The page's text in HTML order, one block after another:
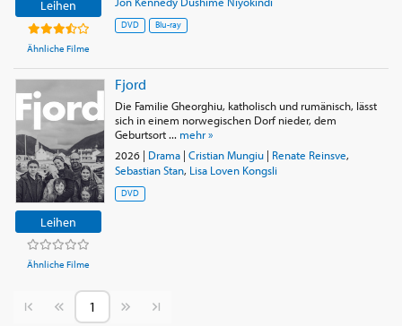
Leihen
Ähnliche Filme
DVD Blu-ray
Leihen
Ähnliche Filme
Fjord
Die Familie Gheorghiu, katholisch und rumänisch, lässt
sich in einem norwegischen Dorf nieder, dem
Geburtsort ... mehr »
2026| Drama| Cristian Mungiu| Renate Reinsve,
Sebastian Stan, Lisa Loven Kongsli
DVD
Vorherige SeiteNächste Seite